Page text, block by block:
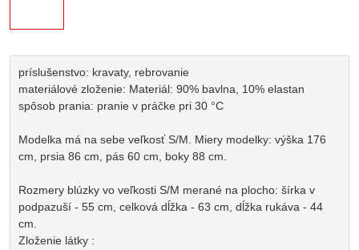
príslušenstvo: kravaty, rebrovanie
materiálové zloženie: Materiál: 90% bavlna, 10% elastan
spôsob prania: pranie v práčke pri 30 °C
Modelka má na sebe veľkosť S/M. Miery modelky: výška 176
cm, prsia 86 cm, pás 60 cm, boky 88 cm.
Rozmery blúzky vo veľkosti S/M merané na plocho: šírka v
podpazuší - 55 cm, celková dĺžka - 63 cm, dĺžka rukáva - 44
cm.
Zloženie látky :